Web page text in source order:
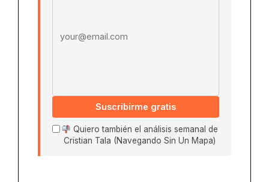
Suscribirme gratis
Quiero también el análisis semanal de
Cristian Tala (Navegando Sin Un Mapa)